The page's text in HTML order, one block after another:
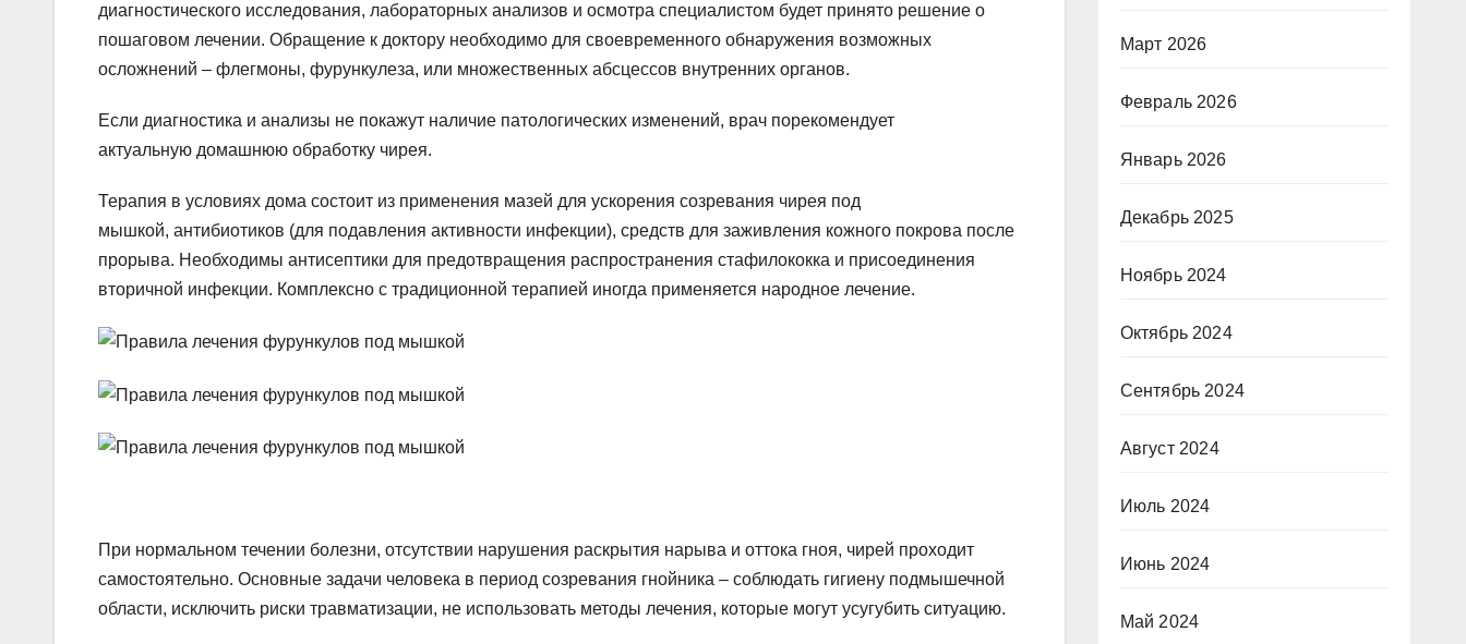
диагностического исследования, лабораторных анализов и осмотра специалистом будет принято решение о
пошаговом лечении. Обращение к доктору необходимо для своевременного обнаружения возможных
осложнений – флегмоны, фурункулеза, или множественных абсцессов внутренних органов.
Если диагностика и анализы не покажут наличие патологических изменений, врач порекомендует
актуальную домашнюю обработку чирея.
Терапия в условиях дома состоит из применения мазей для ускорения созревания чирея под
мышкой, антибиотиков (для подавления активности инфекции), средств для заживления кожного покрова после
прорыва. Необходимы антисептики для предотвращения распространения стафилококка и присоединения
вторичной инфекции. Комплексно с традиционной терапией иногда применяется народное лечение.
При нормальном течении болезни, отсутствии нарушения раскрытия нарыва и оттока гноя, чирей проходит
самостоятельно. Основные задачи человека в период созревания гнойника – соблюдать гигиену подмышечной
области, исключить риски травматизации, не использовать методы лечения, которые могут усугубить ситуацию.
Март 2026
Февраль 2026
Январь 2026
Декабрь 2025
Ноябрь 2024
Октябрь 2024
Сентябрь 2024
Август 2024
Июль 2024
Июнь 2024
Май 2024